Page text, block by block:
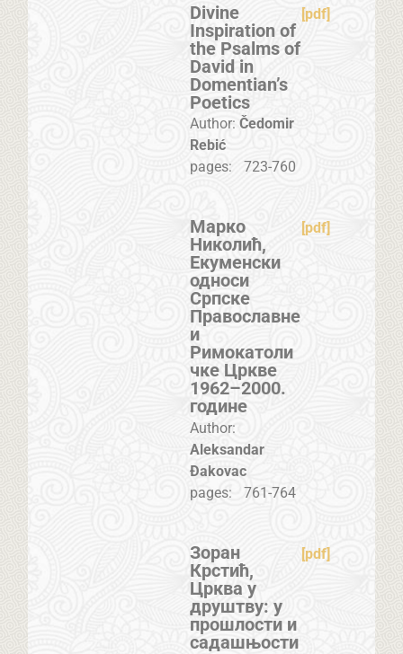
Divine
Inspiration of
the Psalms of
David in
Domentian’s
Poetics
[pdf]
Author: Čedomir
Rebić
pages:
723-760
Марко
Николић,
Екуменски
односи
Српске
Православне
и
Римокатоли
чке Цркве
1962–2000.
године
[pdf]
Author:
Aleksandar
Đakovac
pages:
761-764
Зоран
Крстић,
Црква у
друштву: у
прошлости и
садашњости
[pdf]